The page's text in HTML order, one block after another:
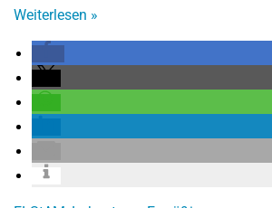
Weiterlesen »